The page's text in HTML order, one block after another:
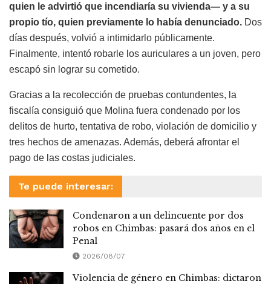
quien le advirtió que incendiaría su vivienda— y a su
propio tío, quien previamente lo había denunciado. Dos
días después, volvió a intimidarlo públicamente.
Finalmente, intentó robarle los auriculares a un joven, pero
escapó sin lograr su cometido.
Gracias a la recolección de pruebas contundentes, la
fiscalía consiguió que Molina fuera condenado por los
delitos de hurto, tentativa de robo, violación de domicilio y
tres hechos de amenazas. Además, deberá afrontar el
pago de las costas judiciales.
Te puede interesar:
Condenaron a un delincuente por dos
robos en Chimbas: pasará dos años en el
Penal
2026/08/07
Violencia de género en Chimbas: dictaron